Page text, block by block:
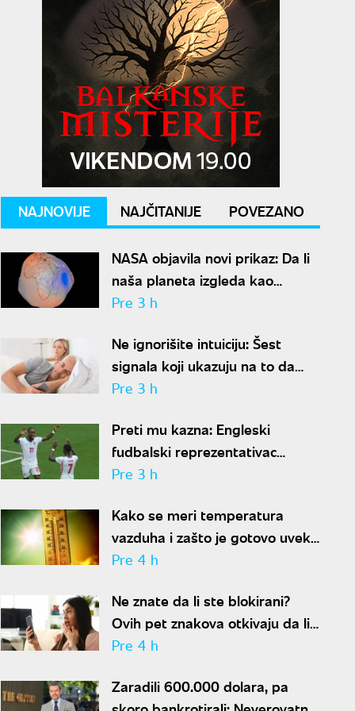
NAJNOVIJE NAJČITANIJE POVEZANO
NASA objavila novi prikaz: Da li
naša planeta izgleda kao
krompir ili kao plavi kliker?
Pre 3 h
Ne ignorišite intuiciju: Šest
signala koji ukazuju na to da
partner krije aferu
Pre 3 h
Preti mu kazna: Engleski
fudbalski reprezentativac
optužen za napad u noćnom
Pre 3 h
Kako se meri temperatura
vazduha i zašto je gotovo uvek
niža od one koju pokazuju naši
Pre 4 h
Ne znate da li ste blokirani?
Ovih pet znakova otkivaju da li
se nalazite na nečijoj "crnoj listi"
Pre 4 h
Zaradili 600.000 dolara, pa